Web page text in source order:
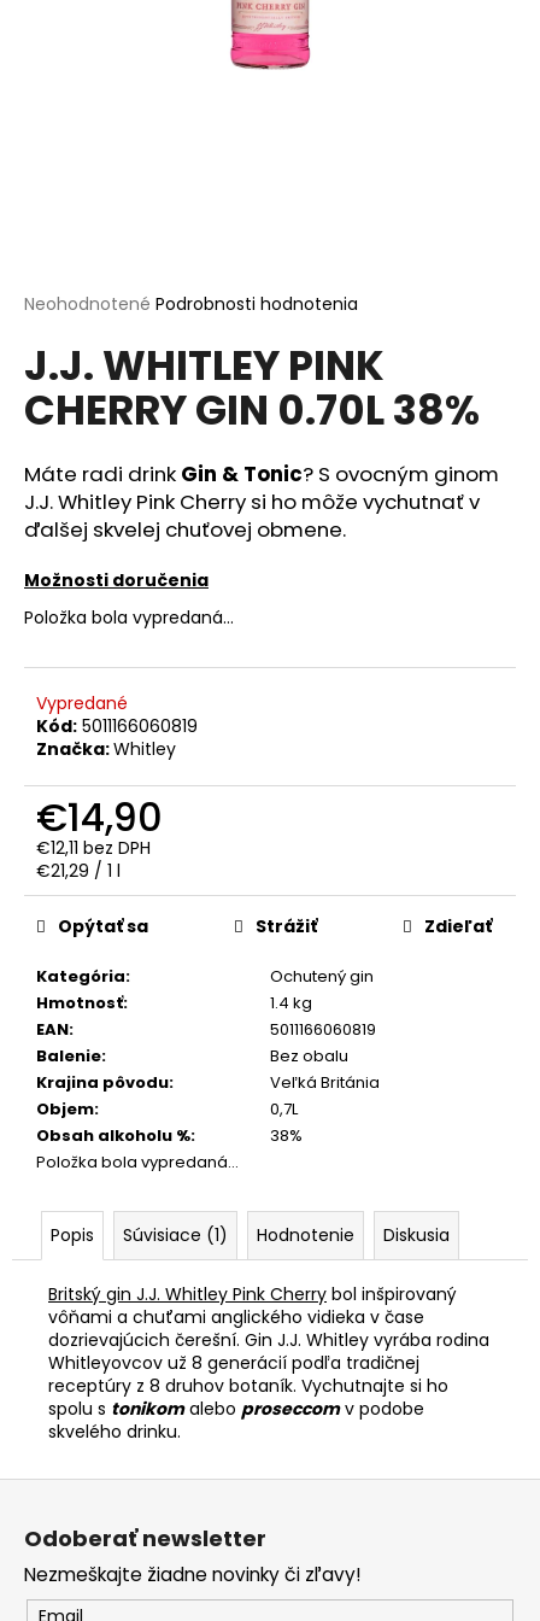
Priemerné
produktu
je
0,0
z
hviezdičiek.
Neohodnotené Podrobnosti hodnotenia
J.J. WHITLEY PINK
CHERRY GIN 0.70L 38%
Máte radi drink Gin & Tonic? S ovocným ginom
J.J. Whitley Pink Cherry si ho môže vychutnať v
ďalšej skvelej chuťovej obmene.
Možnosti doručenia
Položka bola vypredaná…
Vypredané
Kód: 5011166060819
Značka:Whitley
€14,90
€12,11 bez DPH
Jednotková
cena:
€21,29 / 1 l
Kategória:
Ochutený gin
Hmotnosť:
1.4 kg
EAN:
5011166060819
Balenie:
Bez obalu
Krajina pôvodu:
Veľká Británia
Objem:
0,7L
Obsah alkoholu %:
38%
Položka bola vypredaná…
Opýtať sa Strážiť Zdieľať
Popis Súvisiace (1) Hodnotenie Diskusia
Britský gin J.J. Whitley Pink Cherry bol inšpirovaný
vôňami a chuťami anglického vidieka v čase
dozrievajúcich čerešní. Gin J.J. Whitley vyrába rodina
Whitleyovcov už 8 generácií podľa tradičnej
receptúry z 8 druhov botaník. Vychutnajte si ho
spolu s tonikomalebo proseccomv podobe
skvelého drinku.
O
d
o
r
ú
č
a
m
e
CARAT
EXTRA
JEMNÁ
VODKA
€10,50
Z
Odoberať newsletter
Nezmeškajte žiadne novinky či zľavy!